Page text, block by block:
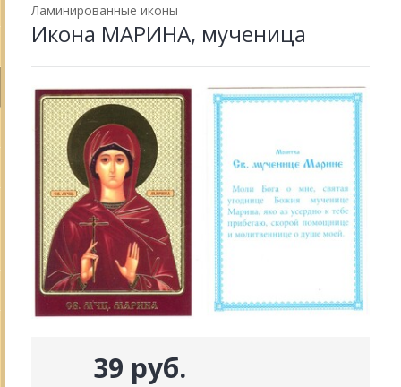
Ламинированные иконы
Икона МАРИНА, мученица
39 руб.